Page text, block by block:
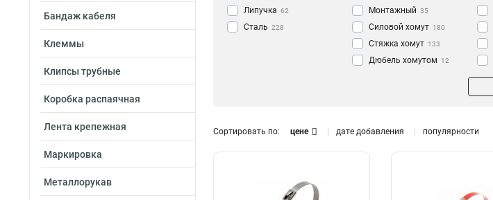
Бандаж кабеля
Клеммы
Клипсы трубные
Коробка распаячная
Лента крепежная
Маркировка
Металлорукав
Липучка 62
Сталь 228
Монтажный 35
Силовой хомут 180
Стяжка хомут 133
Дюбель хомутом 12
Сортировать по: цене дате добавления популярности